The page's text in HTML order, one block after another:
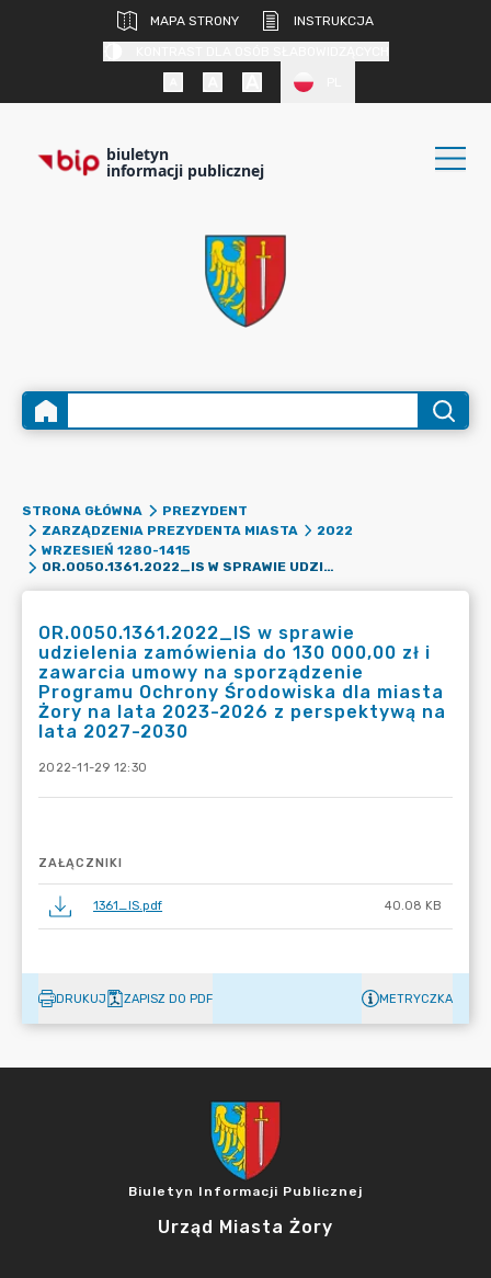
MAPA STRONY
INSTRUKCJA
biuletyn
informacji publicznej
STRONA GŁÓWNA
PREZYDENT
ZARZĄDZENIA PREZYDENTA MIASTA
2022
WRZESIEŃ 1280-1415
OR.0050.1361.2022_IS W SPRAWIE UDZIELENIA ZAMÓWIENIA DO 130 000,00 ZŁ I ZAWARCIA UMOWY NA SPORZĄDZENIE PROGRAMU OCHRONY ŚRODOWISKA DLA MIASTA ŻORY NA LATA 2023-2026 Z PERSPEKTYWĄ NA LATA 2027-2030
OR.0050.1361.2022_IS w sprawie
udzielenia zamówienia do 130 000,00 zł i
zawarcia umowy na sporządzenie
Programu Ochrony Środowiska dla miasta
Żory na lata 2023-2026 z perspektywą na
lata 2027-2030
2022-11-29 12:30
ZAŁĄCZNIKI
1361_IS.pdf 40.08 KB
DRUKUJ ZAPISZ DO PDF METRYCZKA
Biuletyn Informacji Publicznej
Urząd Miasta Żory